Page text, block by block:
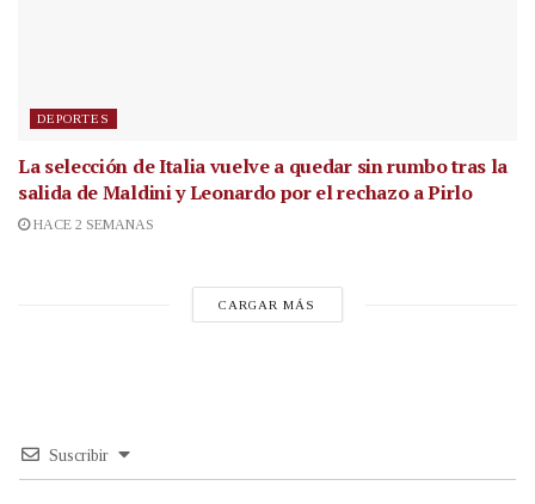
DEPORTES
La selección de Italia vuelve a quedar sin rumbo tras la
salida de Maldini y Leonardo por el rechazo a Pirlo
HACE 2 SEMANAS
CARGAR MÁS
Suscribir